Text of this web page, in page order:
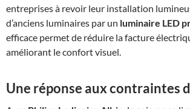
entreprises à revoir leur installation
d’anciens luminaires par un luminaire LED
efficace permet de réduire la facture
améliorant le confort visuel.
Une réponse aux contraintes